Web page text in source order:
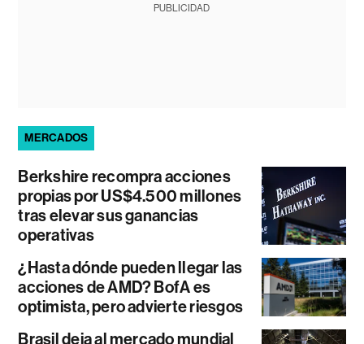
PUBLICIDAD
MERCADOS
Berkshire recompra acciones
propias por US$4.500 millones
tras elevar sus ganancias
operativas
¿Hasta dónde pueden llegar las
acciones de AMD? BofA es
optimista, pero advierte riesgos
Brasil deja al mercado mundial